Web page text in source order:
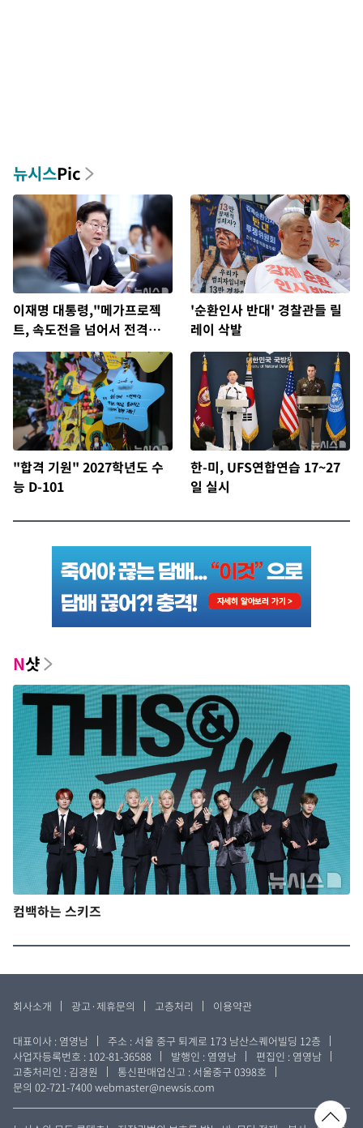
뉴시스Pic
이재명 대통령,"메가프로젝
트, 속도전을 넘어서 전격전
을 치러야"
'순환인사 반대' 경찰관들 릴
레이 삭발
"합격 기원" 2027학년도 수
능 D-101
한-미, UFS연합연습 17~27
일 실시
N샷
컴백하는 스키즈
회사소개 광고·제휴문의 고층처리 이용약관
대표이사 : 염영남
주소 : 서울 중구 퇴계로 173 남산스퀘어빌딩 12층
사업자등록번호 : 102-81-36588
발행인 : 염영남
편집인 : 염영남
고충처리인 : 김경원
통신판매업신고 : 서울중구 0398호
문의 02-721-7400webmaster@newsis.com